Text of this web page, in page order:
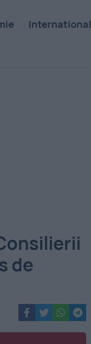
International
de